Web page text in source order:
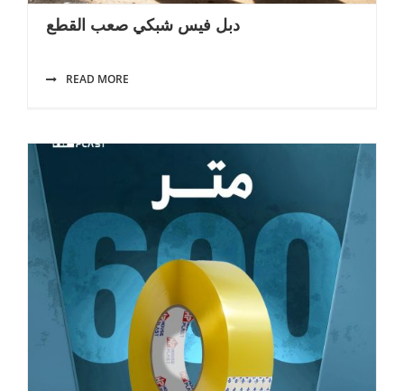
دبل فيس شبكي صعب القطع
READ MORE